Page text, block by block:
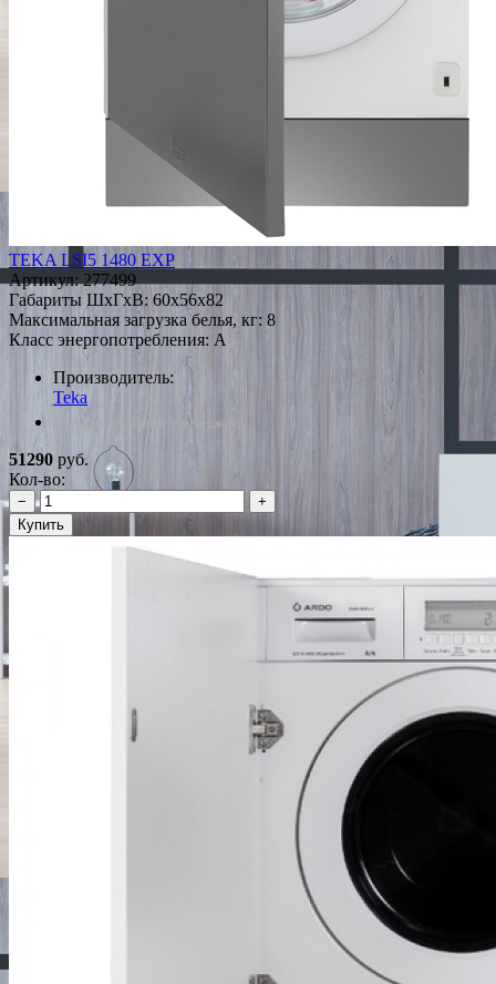
TEKA LSI5 1480 EXP
Артикул:277499
Габариты ШxГxВ: 60x56x82
Максимальная загрузка белья, кг: 8
Класс энергопотребления: A
Производитель:
Teka
*Наличие уточняйте у менеджера
51290 руб.
Кол-во:
−
+
Купить